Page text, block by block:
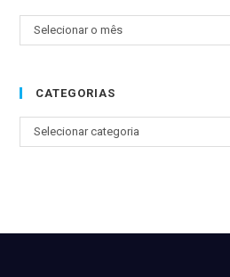
Selecionar o mês
CATEGORIAS
Selecionar categoria